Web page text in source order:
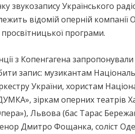
звукозапису Українського
відомій оперній
програми.
з Копенгагена
запис: музикантам
України, хористам
зіркам оперних
Львова (бас Тарас
Дмитро Фощанка, соліст